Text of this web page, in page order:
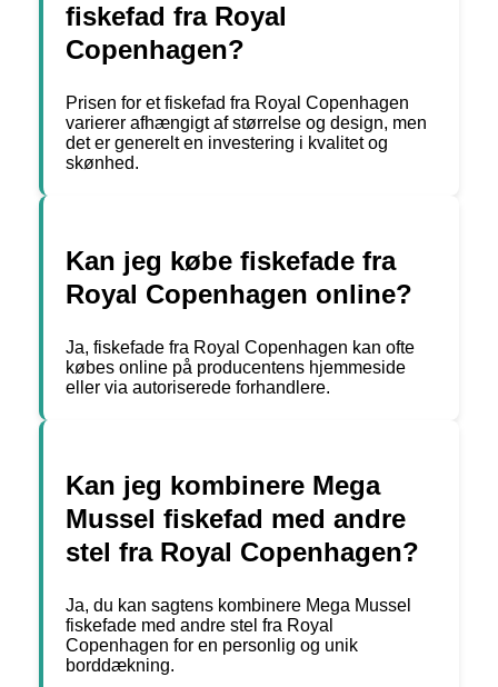
fiskefad fra Royal
Copenhagen?
Prisen for et fiskefad fra Royal Copenhagen
varierer afhængigt af størrelse og design, men
det er generelt en investering i kvalitet og
skønhed.
Kan jeg købe fiskefade fra
Royal Copenhagen online?
Ja, fiskefade fra Royal Copenhagen kan ofte
købes online på producentens hjemmeside
eller via autoriserede forhandlere.
Kan jeg kombinere Mega
Mussel fiskefad med andre
stel fra Royal Copenhagen?
Ja, du kan sagtens kombinere Mega Mussel
fiskefade med andre stel fra Royal
Copenhagen for en personlig og unik
borddækning.